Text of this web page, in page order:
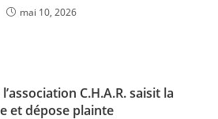
mai 10, 2026
C.H.A.R. saisit la
et dépose plainte